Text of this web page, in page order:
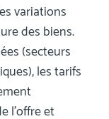
variations
des biens.
(secteurs
les tarifs
l’offre et